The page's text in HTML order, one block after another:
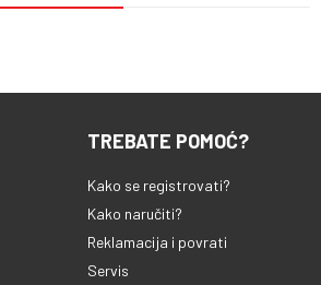
TREBATE POMOĆ?
Kako se registrovati?
Kako naručiti?
Reklamacija i povrati
Servis